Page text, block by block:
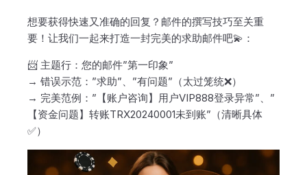
想要获得快速又准确的回复？邮件的撰写技巧至关重
要！让我们一起来打造一封完美的求助邮件吧💫：
📨 主题行：您的邮件”第一印象”
→ 错误示范：”求助”、”有问题”（太过笼统❌）
→ 完美范例：”【账户咨询】用户VIP888登录异常”、”
【资金问题】转账TRX20240001未到账”（清晰具体
✅）